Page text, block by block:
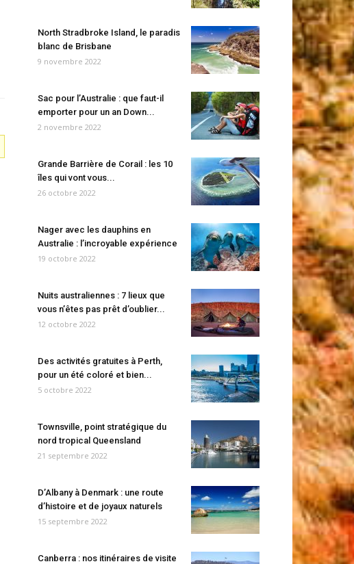
North Stradbroke Island, le paradis
blanc de Brisbane
9 novembre 2022
Sac pour l’Australie : que faut-il
emporter pour un an Down...
2 novembre 2022
Grande Barrière de Corail : les 10
îles qui vont vous...
26 octobre 2022
Nager avec les dauphins en
Australie : l’incroyable expérience
19 octobre 2022
Nuits australiennes : 7 lieux que
vous n’êtes pas prêt d’oublier...
12 octobre 2022
Des activités gratuites à Perth,
pour un été coloré et bien...
5 octobre 2022
Townsville, point stratégique du
nord tropical Queensland
21 septembre 2022
D’Albany à Denmark : une route
d’histoire et de joyaux naturels
15 septembre 2022
Canberra : nos itinéraires de visite